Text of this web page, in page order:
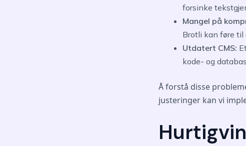
forsinke
Mangel på
Brotli kan føre til
Utdatert CMS:
kode- og
Å forstå disse
justeringer kan vi